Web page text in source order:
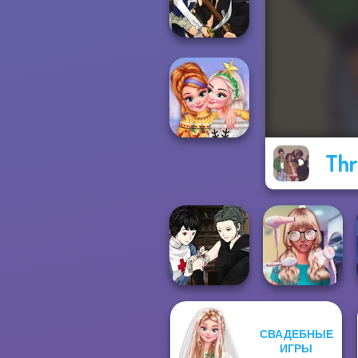
Style Exchange...
Manga Creator
Vampire Hunter
P...
Sweater Design
Manga Creator
Vampire Hunter
P...
Nerd To Popular
Makeover Mania
СВАДЕБНЫЕ
ИГРЫ